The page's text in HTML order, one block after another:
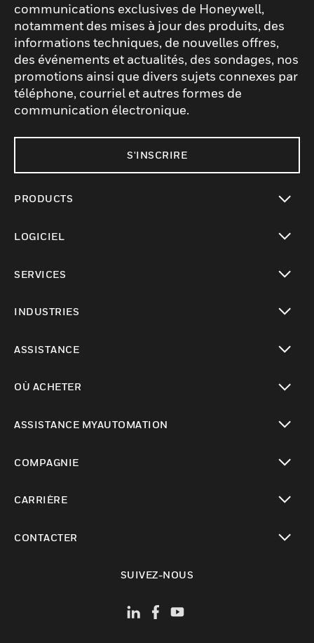
communications exclusives de Honeywell,
notamment des mises à jour des produits, des
informations techniques, de nouvelles offres,
des événements et actualités, des sondages, nos
promotions ainsi que divers sujets connexes par
téléphone, courriel et autres formes de
communication électronique.
S'INSCRIRE
PRODUCTS
LOGICIEL
SERVICES
INDUSTRIES
ASSISTANCE
OÙ ACHETER
ASSISTANCE MYAUTOMATION
COMPAGNIE
CARRIÈRE
CONTACTER
SUIVEZ-NOUS